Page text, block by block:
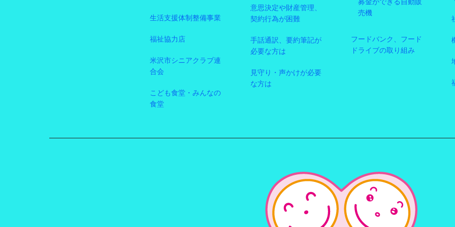
生活支援体制整備事業
福祉協力店
米沢市シニアクラブ連
合会
こども食堂・みんなの
食堂
意思決定や財産管理、
契約行為が困難
手話通訳、要約筆記が
必要な方は
見守り・声かけが必要
な方は
売機
フードバンク、フード
ドライブの取り組み